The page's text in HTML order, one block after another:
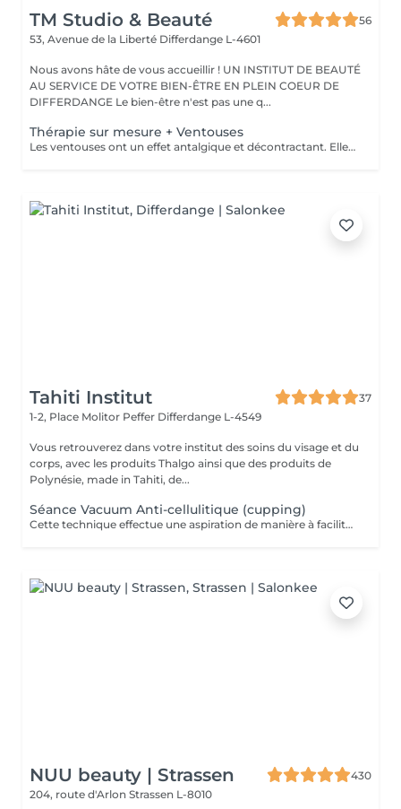
TM Studio & Beauté
56
53, Avenue de la Liberté Differdange L-4601
Nous avons hâte de vous accueillir ! UN INSTITUT DE BEAUTÉ
AU SERVICE DE VOTRE BIEN-ÊTRE EN PLEIN COEUR DE
DIFFERDANGE Le bien-être n'est pas une q...
Thérapie sur mesure + Ventouses
Les ventouses ont un effet antalgique et décontractant. Elles sont recommandées pour soigner différentes lésions musculaires et articulaires : entorses bénignes, contractures, élongations, crampes, lombalgies, tendinites. Les traitement par ventouses sont combinés avec des massages local avec technique isolées et massage relaxant.
Tahiti Institut
37
1-2, Place Molitor Peffer Differdange L-4549
Vous retrouverez dans votre institut des soins du visage et du
corps, avec les produits Thalgo ainsi que des produits de
Polynésie, made in Tahiti, de...
Séance Vacuum Anti-cellulitique (cupping)
Cette technique effectue une aspiration de manière à faciliter le drainage du liquide retenu dans les cellules et à favoriser la circulation sanguine. La combinaison de ces deux effets aide à extraire les adipocytes et favorise l'oxygénation des tissus. Pour cette raison, c'est un traitement recommandé contre la cellulite.
NUU beauty | Strassen
430
204, route d'Arlon Strassen L-8010